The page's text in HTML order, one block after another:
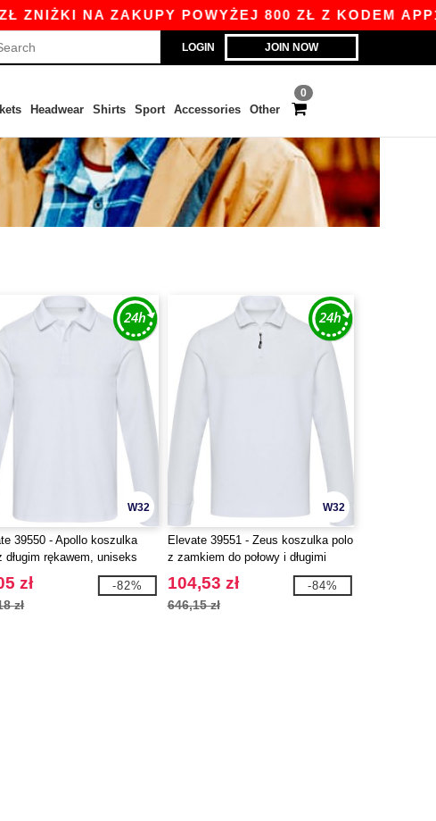
NA ZAKUPY POWYŻEJ 800 ZŁ Z KODEM
LOGIN JOIN NOW
0
Headwear Shirts Sport Accessories Other
W32
39550 - Apollo koszulka
długim rękawem, uniseks
zł
zł
-82%
W32
Elevate 39551 - Zeus koszulka polo
z zamkiem do połowy i długimi
rękawami, uniseks
104,53 zł
646,15 zł
-84%